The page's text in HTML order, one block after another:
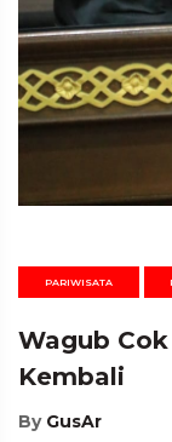
PARIWISATA
Wagub
Kembali
By GusAr